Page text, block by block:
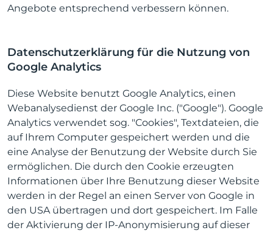
Angebote entsprechend verbessern können.
Datenschutzerklärung für die Nutzung von
Google Analytics
Diese Website benutzt Google Analytics, einen
Webanalysedienst der Google Inc. ("Google"). Google
Analytics verwendet sog. "Cookies", Textdateien, die
auf Ihrem Computer gespeichert werden und die
eine Analyse der Benutzung der Website durch Sie
ermöglichen. Die durch den Cookie erzeugten
Informationen über Ihre Benutzung dieser Website
werden in der Regel an einen Server von Google in
den USA übertragen und dort gespeichert. Im Falle
der Aktivierung der IP-Anonymisierung auf dieser